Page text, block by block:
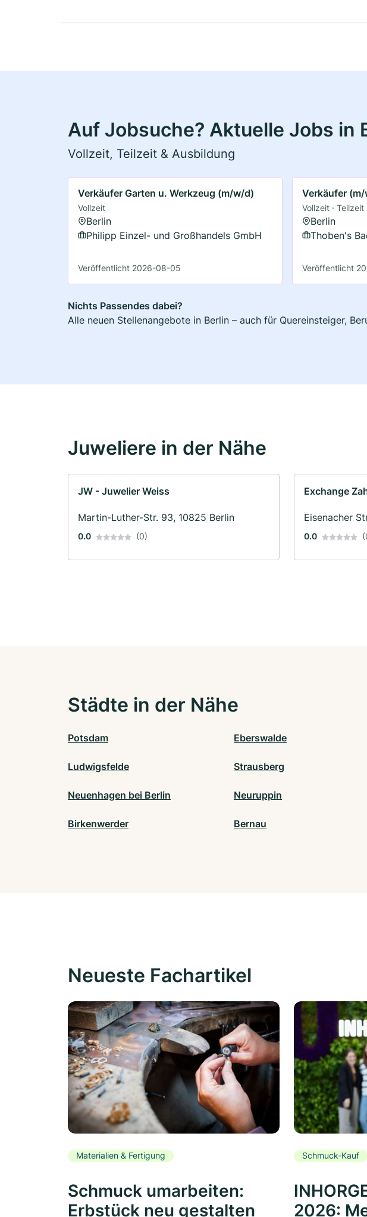
Auf Jobsuche? Aktuelle Jobs in
Vollzeit, Teilzeit & Ausbildung
Verkäufer Garten u. Werkzeug (m/w/d)
Vollzeit
Berlin
Philipp Einzel- und Großhandels GmbH
Veröffentlicht 2026-08-05
Verkäufer
Vollzeit · Teilzeit
Berlin
Thoben's
Veröffentlicht
Nichts Passendes dabei?
Alle neuen Stellenangebote in Berlin – auch für Quereinsteiger,
Juweliere in der Nähe
JW - Juwelier Weiss
Martin-Luther-Str. 93, 10825 Berlin
0.0 (0)
Exchange
Eisenacher
0.0
Städte in der Nähe
Potsdam Eberswalde
Ludwigsfelde Strausberg
Neuenhagen bei Berlin Neuruppin
Birkenwerder Bernau
Neueste Fachartikel
Materialien & Fertigung
Schmuck umarbeiten:
Erbstück neu gestalten
Schmuck-Kauf
2026: